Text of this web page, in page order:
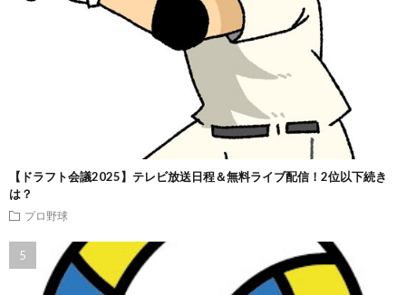
【ドラフト会議2025】テレビ放送日程＆無料ライブ配信！2位以下続き
は？
プロ野球